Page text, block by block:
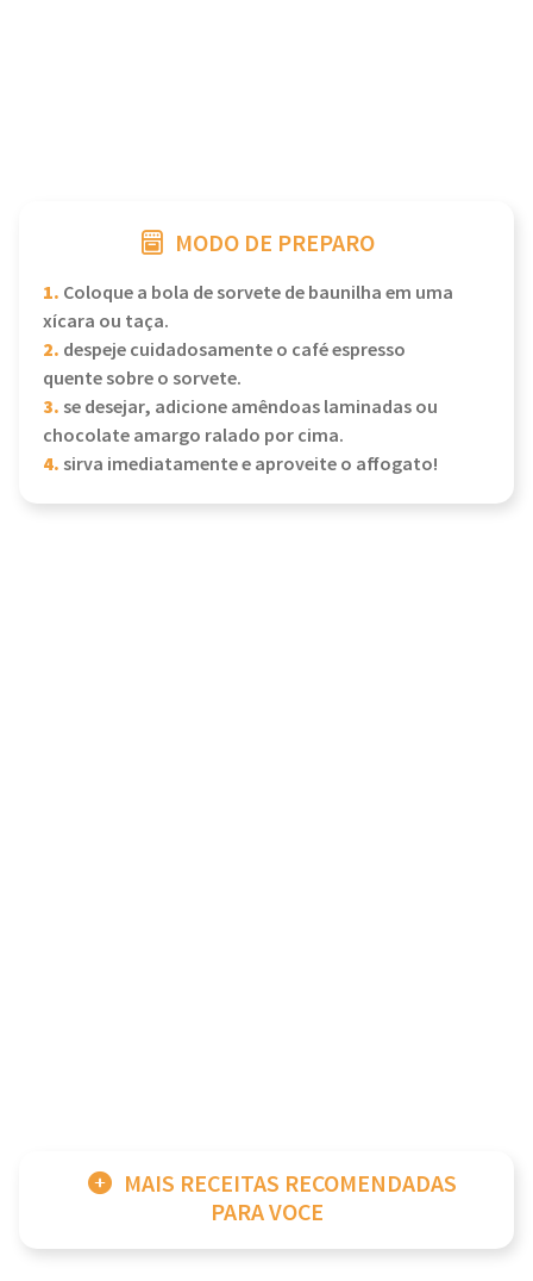
MODO DE PREPARO
1. Coloque a bola de sorvete de baunilha em uma
xícara ou taça.
2. despeje cuidadosamente o café espresso
quente sobre o sorvete.
3. se desejar, adicione amêndoas laminadas ou
chocolate amargo ralado por cima.
4. sirva imediatamente e aproveite o affogato!
MAIS RECEITAS RECOMENDADAS
PARA VOCE